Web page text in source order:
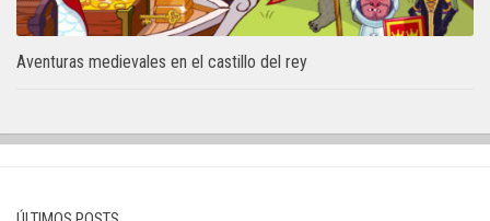
Aventuras medievales en el castillo del rey